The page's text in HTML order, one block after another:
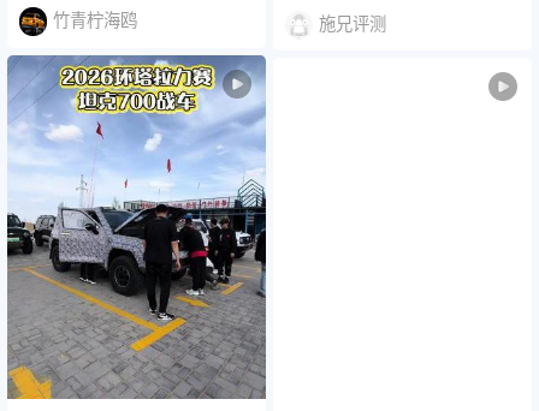
竹青柠海鸥
正有格调的硬派越野，
全新坦克700真的不错！
施兄评测